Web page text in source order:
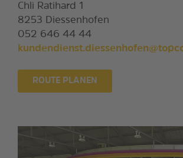
Chli Ratihard 1
8253 Diessenhofen
052 646 44 44
ROUTE PLANEN